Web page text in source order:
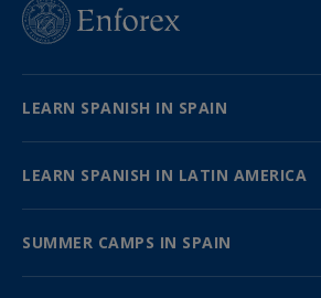
LEARN SPANISH IN SPAIN
LEARN SPANISH IN LATIN AMERICA
SUMMER CAMPS IN SPAIN